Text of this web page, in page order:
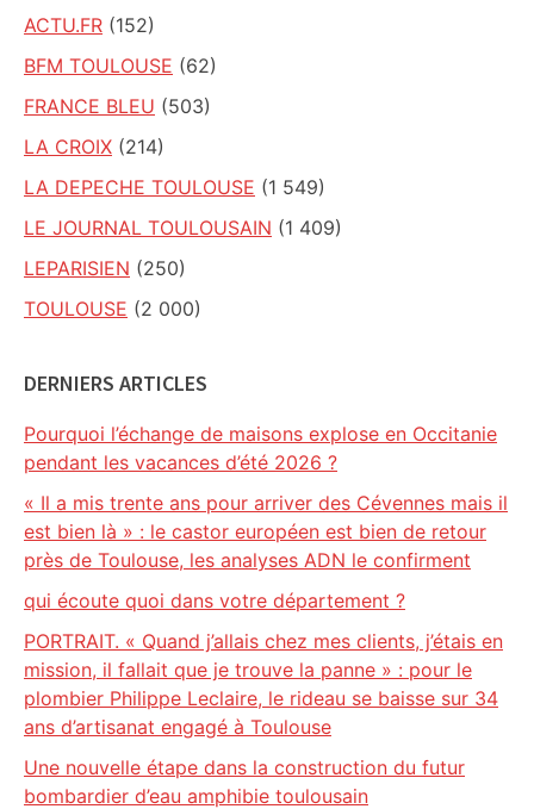
ACTU.FR (152)
BFM TOULOUSE (62)
FRANCE BLEU (503)
LA CROIX (214)
LA DEPECHE TOULOUSE (1 549)
LE JOURNAL TOULOUSAIN (1 409)
LEPARISIEN (250)
TOULOUSE (2 000)
DERNIERS ARTICLES
Pourquoi l’échange de maisons explose en Occitanie
pendant les vacances d’été 2026 ?
« Il a mis trente ans pour arriver des Cévennes mais il
est bien là » : le castor européen est bien de retour
près de Toulouse, les analyses ADN le confirment
qui écoute quoi dans votre département ?
PORTRAIT. « Quand j’allais chez mes clients, j’étais en
mission, il fallait que je trouve la panne » : pour le
plombier Philippe Leclaire, le rideau se baisse sur 34
ans d’artisanat engagé à Toulouse
Une nouvelle étape dans la construction du futur
bombardier d’eau amphibie toulousain